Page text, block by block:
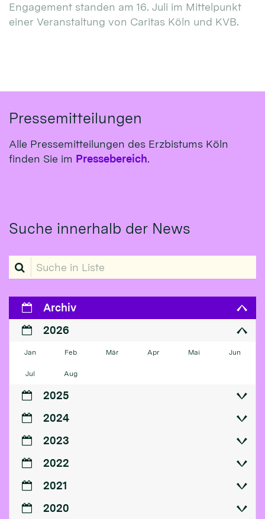
Engagement standen am 16. Juli im Mittelpunkt
einer Veranstaltung von Caritas Köln und KVB.
Pressemitteilungen
Alle Pressemitteilungen des Erzbistums Köln
finden Sie im Pressebereich.
Suche innerhalb der News
Suche in Liste
Archiv
2026
Jan Feb Mär Apr Mai Jun
Jul Aug
2025
2024
2023
2022
2021
2020